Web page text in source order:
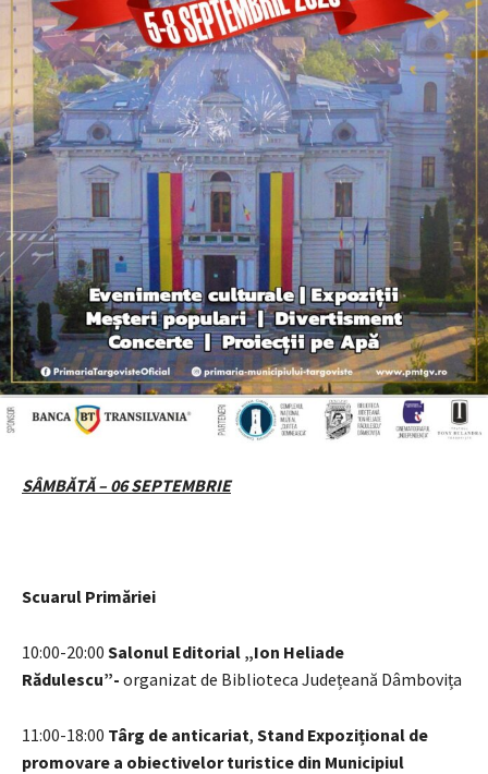
SÂMBĂTĂ – 06 SEPTEMBRIE
Scuarul Primăriei
10:00-20:00 Salonul Editorial „Ion Heliade
Rădulescu”- organizat de Biblioteca Județeană Dâmbovița
11:00-18:00 Târg de anticariat, Stand Expozițional de
promovare a obiectivelor turistice din Municipiul